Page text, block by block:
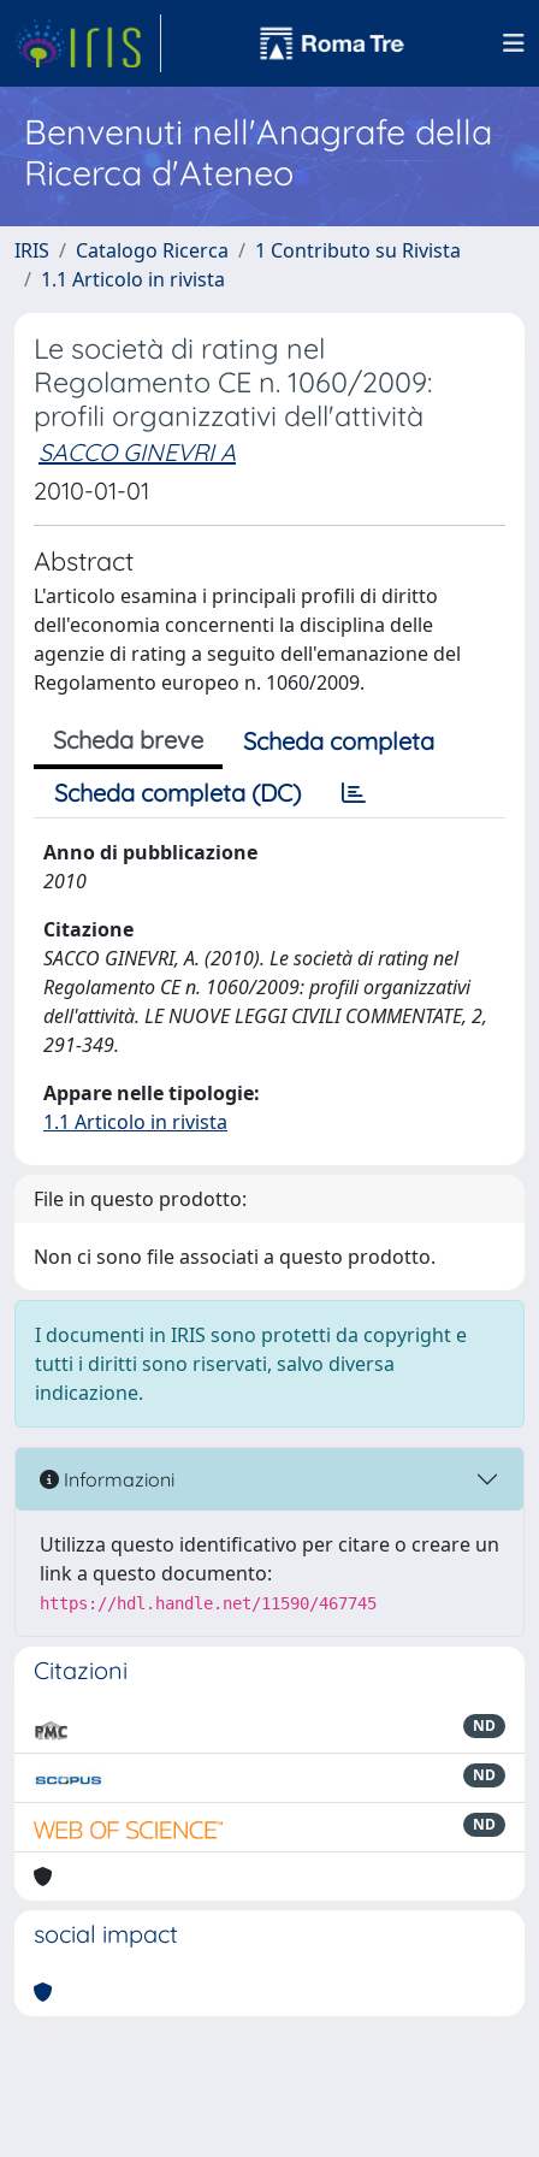
Benvenuti nell'Anagrafe della
Ricerca d'Ateneo
IRIS Catalogo Ricerca
1 Contributo su Rivista
1.1 Articolo in rivista
Le società di rating nel
Regolamento CE n. 1060/2009:
profili organizzativi dell'attività
SACCO GINEVRI A
2010-01-01
Abstract
L'articolo esamina i principali profili di diritto
dell'economia concernenti la disciplina delle
agenzie di rating a seguito dell'emanazione del
Regolamento europeo n. 1060/2009.
Scheda breve
Scheda completa
Scheda completa (DC)
Anno di pubblicazione
2010
Citazione
SACCO GINEVRI, A. (2010). Le società di rating nel
Regolamento CE n. 1060/2009: profili organizzativi
dell'attività. LE NUOVE LEGGI CIVILI COMMENTATE, 2,
291-349.
Appare nelle tipologie:
1.1 Articolo in rivista
File in questo prodotto:
Non ci sono file associati a questo prodotto.
I documenti in IRIS sono protetti da copyright e
tutti i diritti sono riservati, salvo diversa
indicazione.
Informazioni
Utilizza questo identificativo per citare o creare un
link a questo documento:
https://hdl.handle.net/11590/467745
Citazioni
ND
ND
ND
social impact